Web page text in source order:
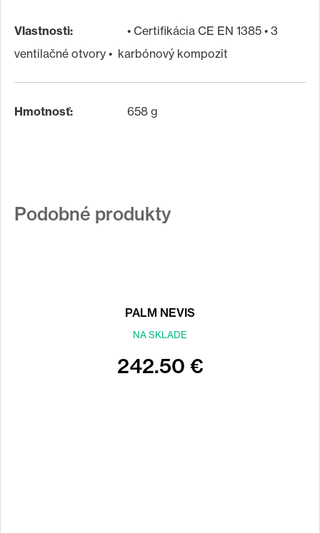
Vlastnosti: • Certifikácia CE EN 1385 • 3
ventilačné otvory • karbónový kompozit
Hmotnosť: 658 g
Podobné produkty
PALM NEVIS
NA SKLADE
242.50 €